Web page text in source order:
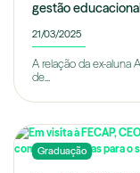
gestão
21/03/2025
A relação da ex-aluna
de...
Graduação